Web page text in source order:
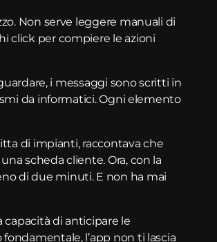
Non serve leggere manuali di
click per compiere le azioni
i messaggi sono scritti in
da informatici. Ogni elemento
di impianti, raccontava che
scheda cliente. Ora, con la
di due minuti. E non ha mai
di anticipare le
l’app non ti lascia